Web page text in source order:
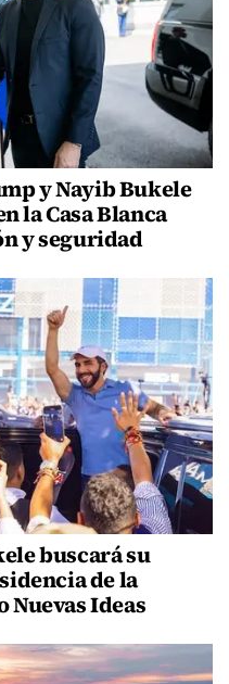
y Nayib Bukele
la Casa Blanca
y seguridad
buscará su
de la
Ideas